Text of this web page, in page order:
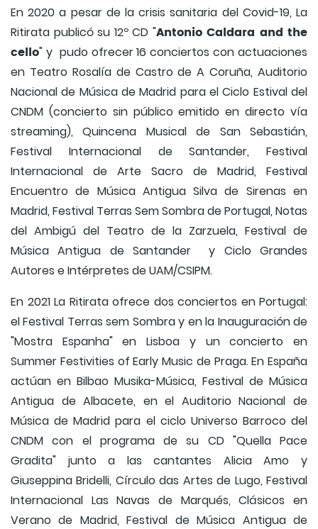
En 2020 a pesar de la crisis sanitaria del Covid-19, La
Ritirata publicó su 12º CD "Antonio Caldara and the
cello" y pudo ofrecer 16 conciertos con actuaciones
en Teatro Rosalía de Castro de A Coruña, Auditorio
Nacional de Música de Madrid para el Ciclo Estival del
CNDM (concierto sin público emitido en directo vía
streaming), Quincena Musical de San Sebastián,
Festival Internacional de Santander, Festival
Internacional de Arte Sacro de Madrid, Festival
Encuentro de Música Antigua Silva de Sirenas en
Madrid, Festival Terras Sem Sombra de Portugal, Notas
del Ambigú del Teatro de la Zarzuela, Festival de
Música Antigua de Santander y Ciclo Grandes
Autores e Intérpretes de UAM/CSIPM.
En 2021 La Ritirata ofrece dos conciertos en Portugal:
el Festival Terras sem Sombra y en la Inauguración de
"Mostra Espanha" en Lisboa y un concierto en
Summer Festivities of Early Music de Praga. En España
actúan en Bilbao Musika-Música, Festival de Música
Antigua de Albacete, en el Auditorio Nacional de
Música de Madrid para el ciclo Universo Barroco del
CNDM con el programa de su CD "Quella Pace
Gradita" junto a las cantantes Alicia Amo y
Giuseppina Bridelli, Círculo das Artes de Lugo, Festival
Internacional Las Navas de Marqués, Clásicos en
Verano de Madrid, Festival de Música Antigua de